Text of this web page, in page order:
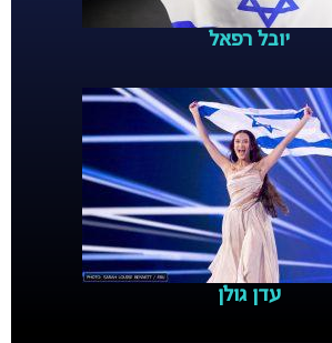
יובל רפאל
עדן גולן